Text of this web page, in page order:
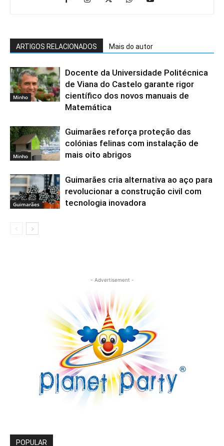
ARTIGOS RELACIONADOS Mais do autor
Minho
Docente da Universidade Politécnica
de Viana do Castelo garante rigor
científico dos novos manuais de
Matemática
Minho
Guimarães reforça proteção das
colónias felinas com instalação de
mais oito abrigos
Guimarães
Guimarães cria alternativa ao aço para
revolucionar a construção civil com
tecnologia inovadora
- Advertisement -
POPULAR